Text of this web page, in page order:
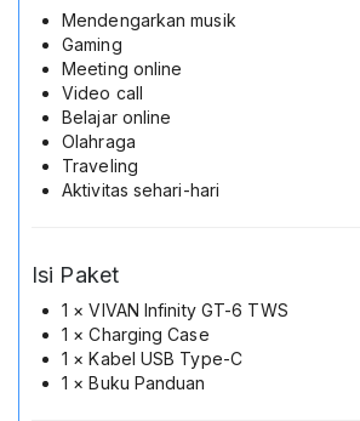
Mendengarkan musik
Gaming
Meeting online
Video call
Belajar online
Olahraga
Traveling
Aktivitas sehari-hari
Isi Paket
1 × VIVAN Infinity GT-6 TWS
1 × Charging Case
1 × Kabel USB Type-C
1 × Buku Panduan